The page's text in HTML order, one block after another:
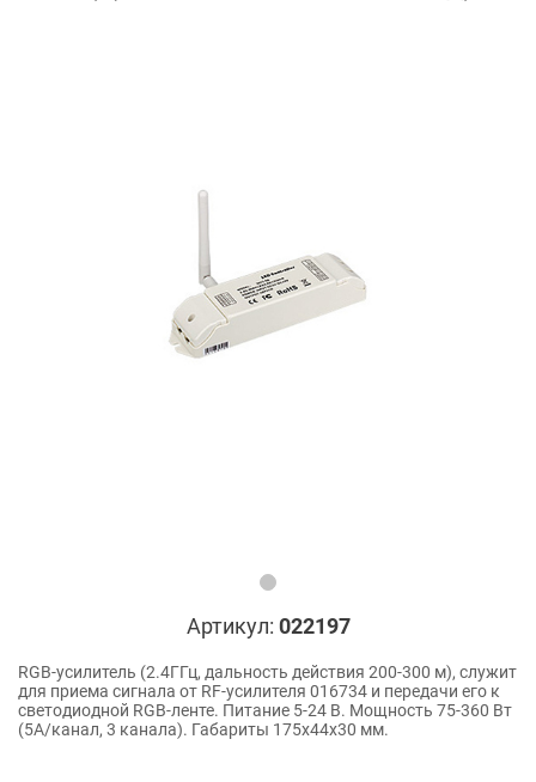
Артикул: 022197
RGB-усилитель (2.4ГГц, дальность действия 200-300 м), служит
для приема сигнала от RF-усилителя 016734 и передачи его к
светодиодной RGB-ленте. Питание 5-24 В. Мощность 75-360 Вт
(5А/канал, 3 канала). Габариты 175x44x30 мм.